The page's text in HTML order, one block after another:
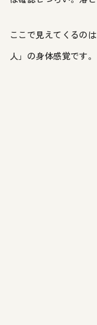
ここで見えてくるの
人」の身体感覚です。